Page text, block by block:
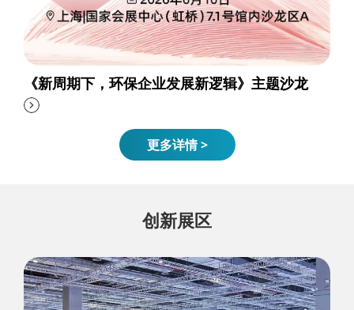
《新周期下，环保企业发展新逻辑》主题沙龙
更多详情 >
创新展区